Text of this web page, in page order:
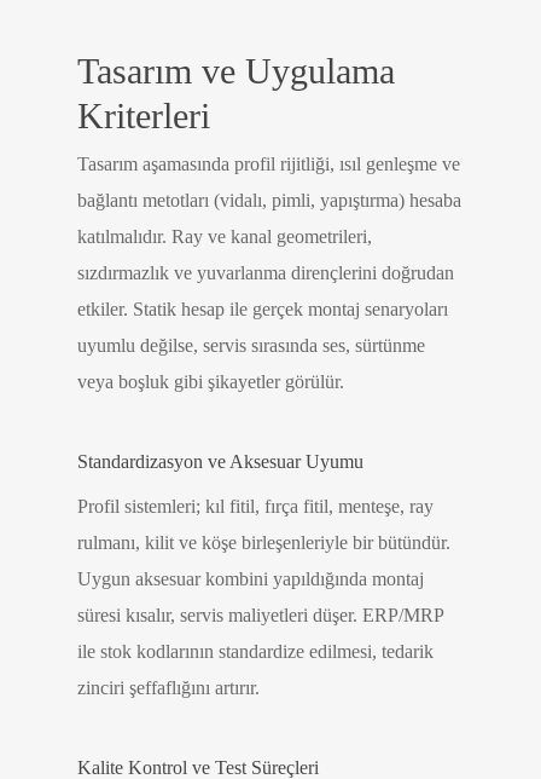
Tasarım ve Uygulama
Kriterleri
Tasarım aşamasında profil rijitliği, ısıl genleşme ve
bağlantı metotları (vidalı, pimli, yapıştırma) hesaba
katılmalıdır. Ray ve kanal geometrileri,
sızdırmazlık ve yuvarlanma dirençlerini doğrudan
etkiler. Statik hesap ile gerçek montaj senaryoları
uyumlu değilse, servis sırasında ses, sürtünme
veya boşluk gibi şikayetler görülür.
Standardizasyon ve Aksesuar Uyumu
Profil sistemleri; kıl fitil, fırça fitil, menteşe, ray
rulmanı, kilit ve köşe birleşenleriyle bir bütündür.
Uygun aksesuar kombini yapıldığında montaj
süresi kısalır, servis maliyetleri düşer. ERP/MRP
ile stok kodlarının standardize edilmesi, tedarik
zinciri şeffaflığını artırır.
Kalite Kontrol ve Test Süreçleri